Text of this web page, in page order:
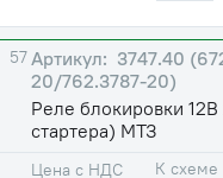
57
3747.40
20/762.3787-20)
Реле блокировки
стартера) МТЗ
Цена с НДС К схеме